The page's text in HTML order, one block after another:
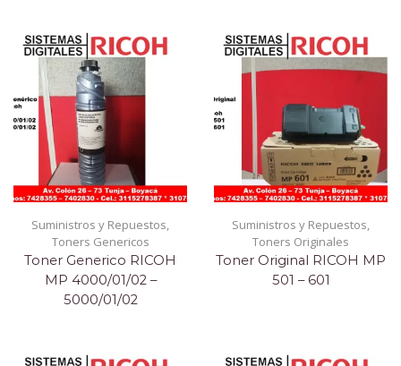
Suministros y Repuestos,
Toners Genericos
Toner Generico RICOH
MP 4000/01/02 –
5000/01/02
Suministros y Repuestos,
Toners Originales
Toner Original RICOH MP
501 – 601